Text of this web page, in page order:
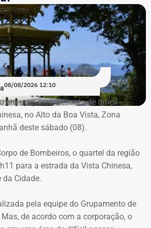
da prefeitura de Búzios sobre a respeito da morte
de 2 anos — Foto: Reprodução.
de 2 anos — Foto: Reprodução.
à Justiça
antes da apresentação da defesa das
solicitou:
região, e militares especializados
florestais também foram
do Corpo de Bombeiros, o
um pequeno e restrito trecho da
em frente ao pagode chinês da
A Vista Chinesa fica dentro
da Tijuca
08/08/2026 12:10
em uma área de mata de difícil
no Alto da Boa Vista, Zona
deste sábado (08).
de Bombeiros, o quartel da região
para a estrada da Vista Chinesa,
da Cidade.
pela equipe do Grupamento de
Mas, de acordo com a corporação, o